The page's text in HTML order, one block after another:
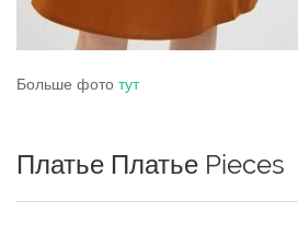
Больше фото тут
Платье Платье Pieces